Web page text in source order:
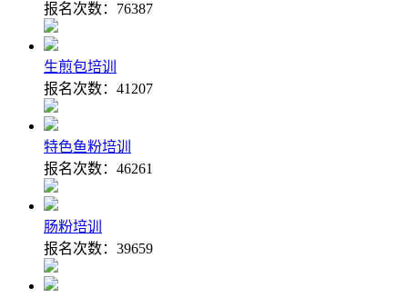
报名次数： 76387
生煎包培训
报名次数： 41207
特色鱼粉培训
报名次数： 46261
肠粉培训
报名次数： 39659